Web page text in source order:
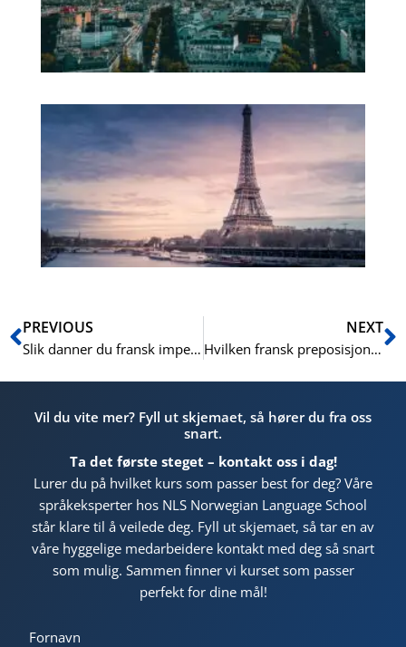
Prev
PREVIOUS
Slik danner du fransk imperativ (bydeform)
NEXT
Hvilken fransk preposisjon skal man bruke for land og byer?
Vil du vite mer? Fyll ut skjemaet, så hører du fra oss
snart.
Ta det første steget – kontakt oss i dag!
Lurer du på hvilket kurs som passer best for deg? Våre
språkeksperter hos NLS Norwegian Language School
står klare til å veilede deg. Fyll ut skjemaet, så tar en av
våre hyggelige medarbeidere kontakt med deg så snart
som mulig. Sammen finner vi kurset som passer
perfekt for dine mål!
Fornavn